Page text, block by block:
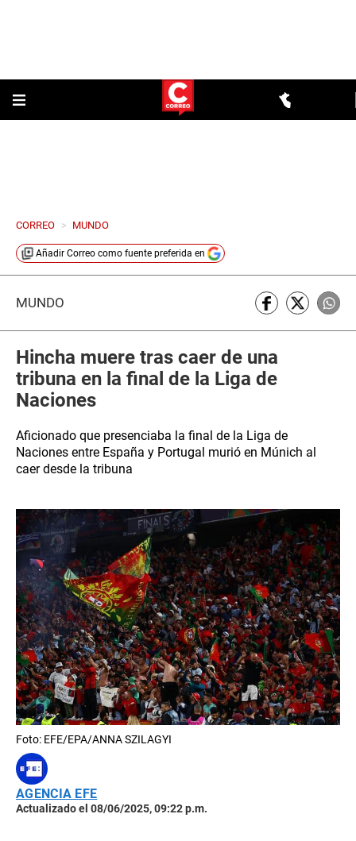
CORREO > MUNDO
Añadir Correo como fuente preferida en
MUNDO
Hincha muere tras caer de una
tribuna en la final de la Liga de
Naciones
Aficionado que presenciaba la final de la Liga de
Naciones entre España y Portugal murió en Múnich al
caer desde la tribuna
Foto: EFE/EPA/ANNA SZILAGYI
AGENCIA EFE
Actualizado el 08/06/2025, 09:22 p.m.